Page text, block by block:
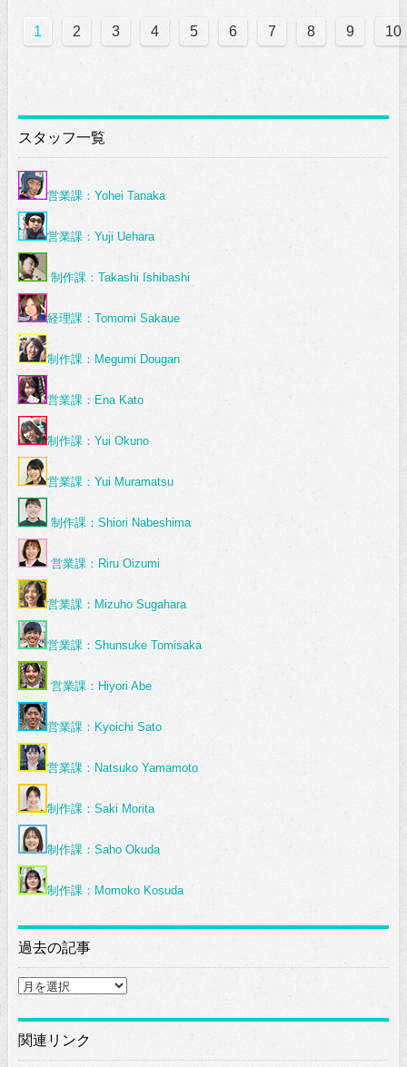
1 2 3 4 5 6 7 8 9 10
スタッフ一覧
営業課：Yohei Tanaka
営業課：Yuji Uehara
制作課：Takashi Ishibashi
経理課：Tomomi Sakaue
制作課：Megumi Dougan
営業課：Ena Kato
制作課：Yui Okuno
営業課：Yui Muramatsu
制作課：Shiori Nabeshima
営業課：Riru Oizumi
営業課：Mizuho Sugahara
営業課：Shunsuke Tomisaka
営業課：Hiyori Abe
営業課：Kyoichi Sato
営業課：Natsuko Yamamoto
制作課：Saki Morita
制作課：Saho Okuda
制作課：Momoko Kosuda
過去の記事
過
去
の
記
関連リンク